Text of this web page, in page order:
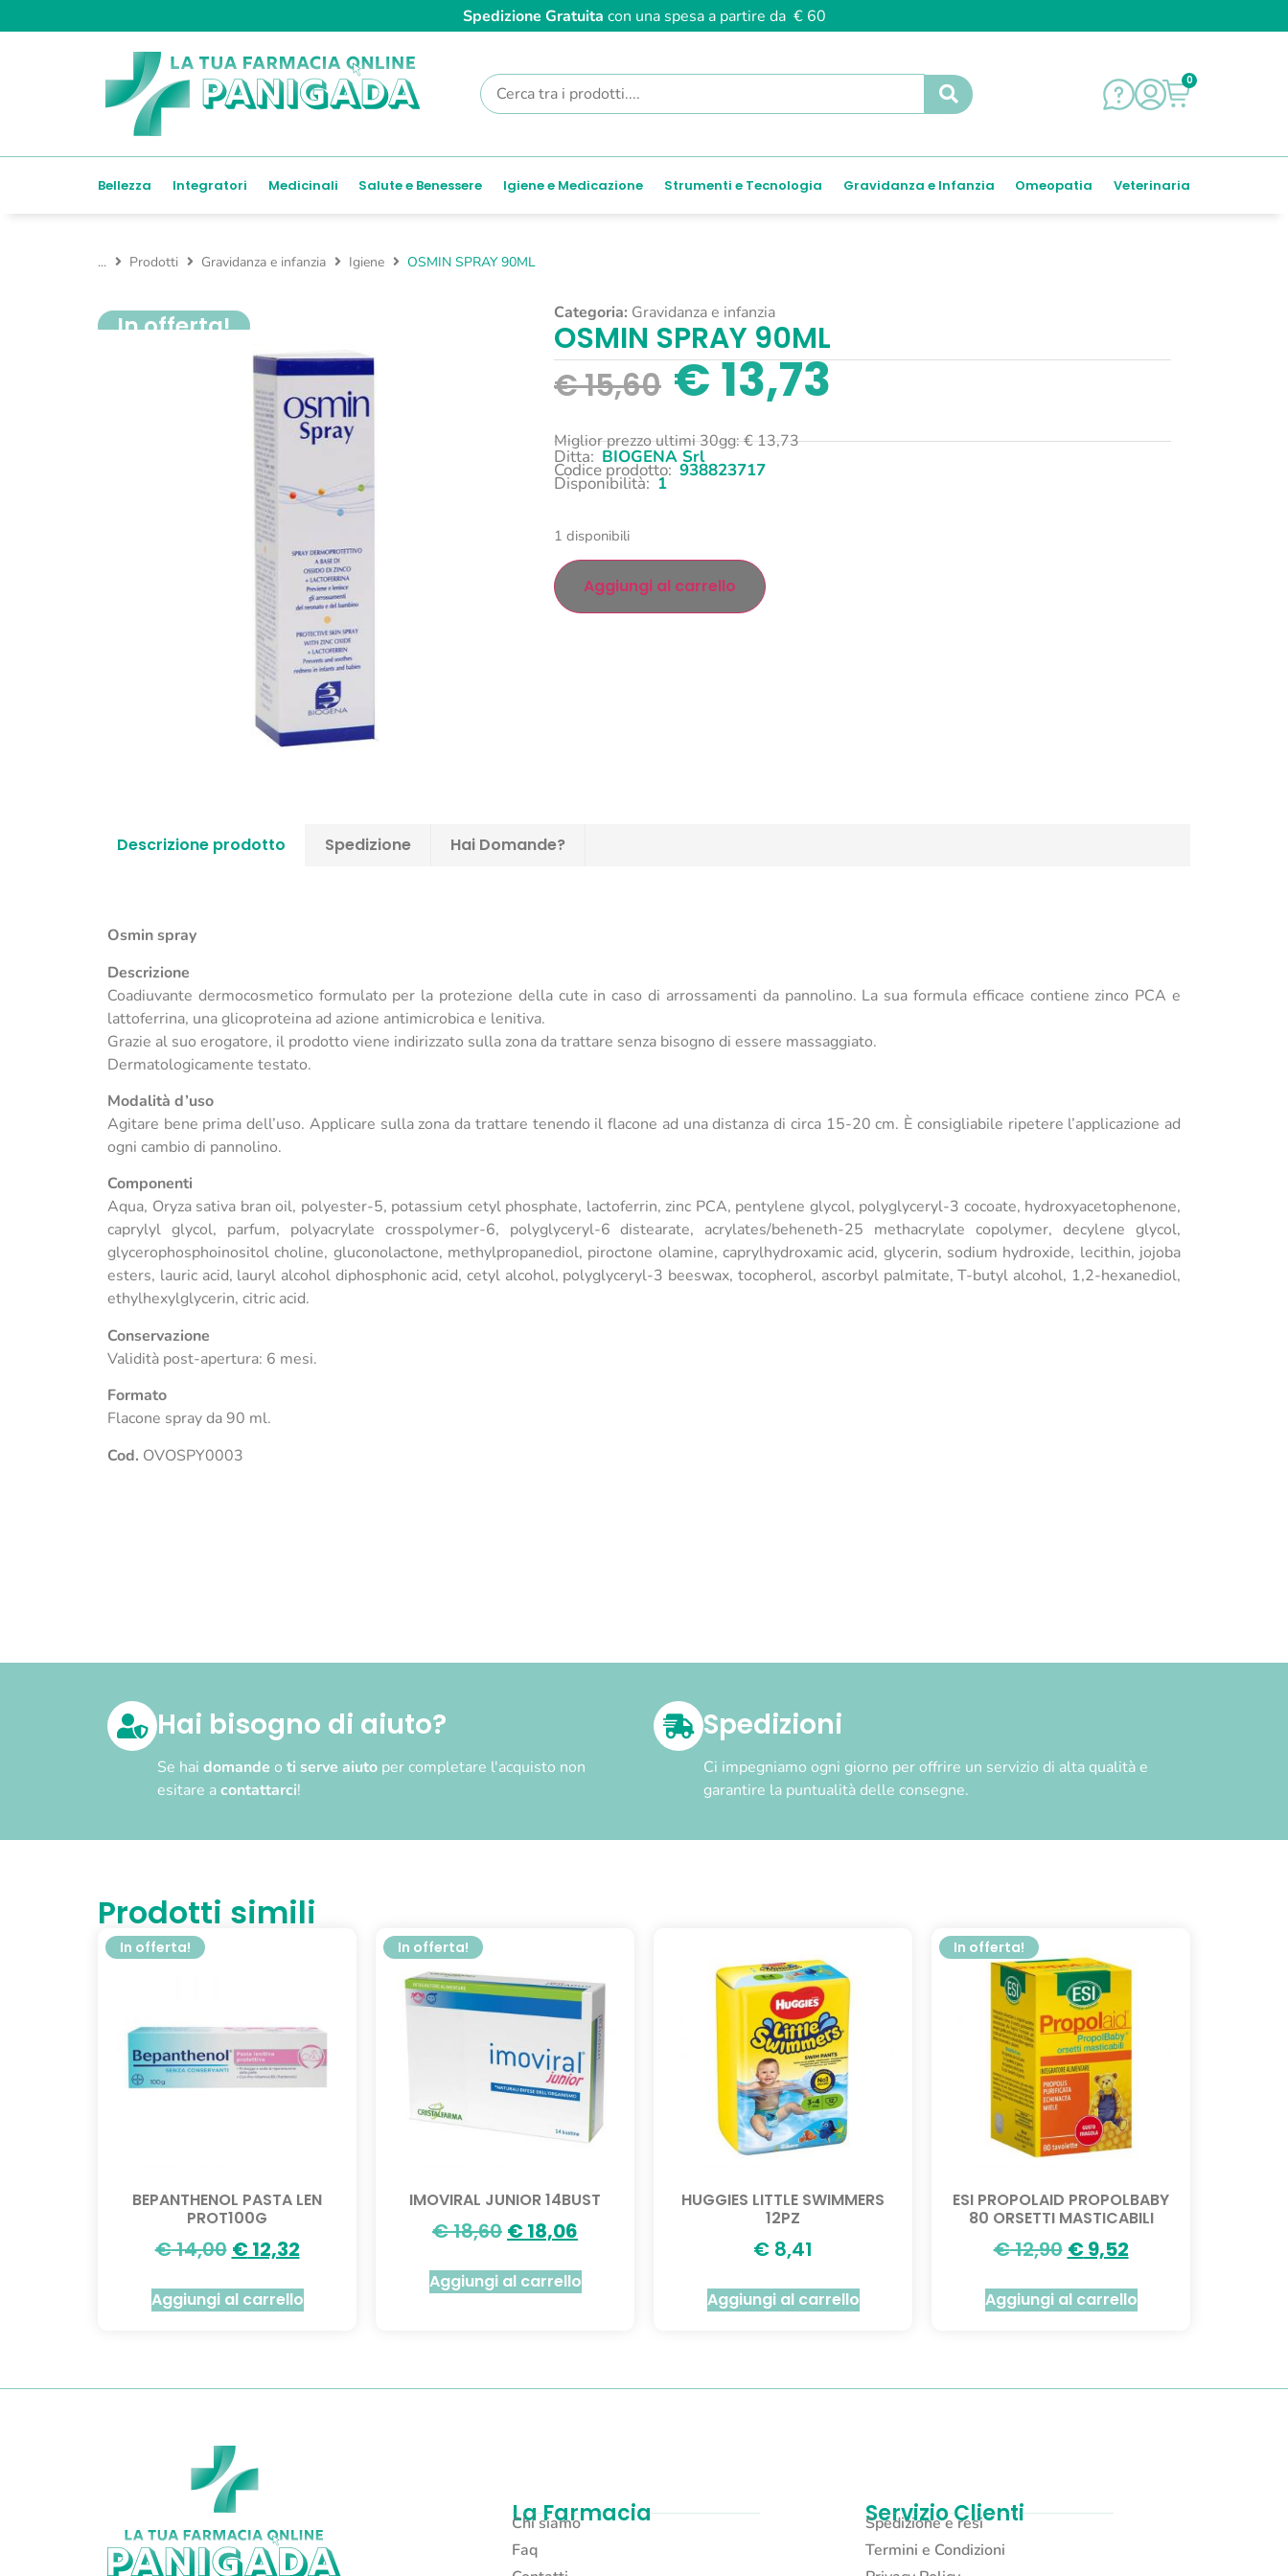
Spedizione Gratuita con una spesa a partire da € 60
0
Bellezza Integratori Medicinali Salute e Benessere Igiene e Medicazione Strumenti e Tecnologia Gravidanza e Infanzia Omeopatia Veterinaria
... Prodotti Gravidanza e infanzia Igiene OSMIN SPRAY 90ML
In offerta! Categoria: Gravidanza e infanzia
OSMIN SPRAY 90ML
€15,60 €13,73
Miglior prezzo ultimi 30gg:€13,73
Ditta: BIOGENA Srl
Codice prodotto: 938823717
Disponibilità: 1
1 disponibili
Aggiungi al carrello
Descrizione prodotto Spedizione Hai Domande?
Osmin spray
Descrizione
Coadiuvante dermocosmetico formulato per la protezione della cute in caso di arrossamenti da pannolino. La sua formula efficace contiene zinco PCA e
lattoferrina, una glicoproteina ad azione antimicrobica e lenitiva.
Grazie al suo erogatore, il prodotto viene indirizzato sulla zona da trattare senza bisogno di essere massaggiato.
Dermatologicamente testato.
Modalità d’uso
Agitare bene prima dell’uso. Applicare sulla zona da trattare tenendo il flacone ad una distanza di circa 15-20 cm. È consigliabile ripetere l’applicazione ad
ogni cambio di pannolino.
Componenti
Aqua, Oryza sativa bran oil, polyester-5, potassium cetyl phosphate, lactoferrin, zinc PCA, pentylene glycol, polyglyceryl-3 cocoate, hydroxyacetophenone,
caprylyl glycol, parfum, polyacrylate crosspolymer-6, polyglyceryl-6 distearate, acrylates/beheneth-25 methacrylate copolymer, decylene glycol,
glycerophosphoinositol choline, gluconolactone, methylpropanediol, piroctone olamine, caprylhydroxamic acid, glycerin, sodium hydroxide, lecithin, jojoba
esters, lauric acid, lauryl alcohol diphosphonic acid, cetyl alcohol, polyglyceryl-3 beeswax, tocopherol, ascorbyl palmitate, T-butyl alcohol, 1,2-hexanediol,
ethylhexylglycerin, citric acid.
Conservazione
Validità post-apertura: 6 mesi.
Formato
Flacone spray da 90 ml.
Cod. OVOSPY0003
Hai bisogno di aiuto?
Se hai domande o ti serve aiuto per completare l'acquisto non
esitare acontattarci!
Spedizioni
Ci impegniamo ogni giorno per offrire un servizio di alta qualità e
garantire la puntualità delle consegne.
Prodotti simili
In offerta!
BEPANTHENOL PASTA LEN
PROT100G
€14,00 €12,32
Aggiungi al carrello
In offerta!
IMOVIRAL JUNIOR 14BUST
€18,60 €18,06
Aggiungi al carrello
HUGGIES LITTLE SWIMMERS
12PZ
€ 8,41
Aggiungi al carrello
In offerta!
ESI PROPOLAID PROPOLBABY
80 ORSETTI MASTICABILI
€12,90 €9,52
Aggiungi al carrello
La Farmacia
Chi siamo
Faq
Servizio Clienti
Spedizione e resi
Termini e Condizioni